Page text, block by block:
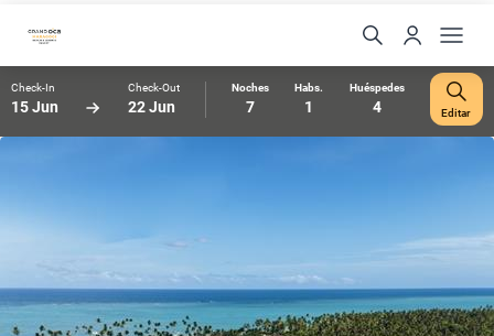
Check-In
15 Jun
Check-Out
22 Jun
Noches
7
Habs.
1
Huéspedes
4 Editar